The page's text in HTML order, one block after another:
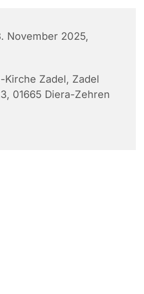
November 2025,
Kirche Zadel, Zadel
01665 Diera-Zehren